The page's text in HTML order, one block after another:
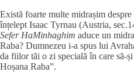
Există foarte multe midrașim
înțelept Isaac Tyrnau (Austria,
Sefer HaMinhaghim aduce un
Raba? Dumnezeu i-a spus lui
da fiilor tăi o zi specială în care să-
Hoșana Raba”.